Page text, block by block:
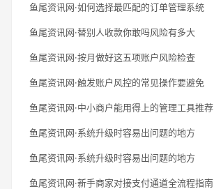
鱼尾资讯网·如何选择最匹配的订单管理系统
鱼尾资讯网·替别人收款你敢吗风险有多大
鱼尾资讯网·按月做好这五项账户风险检查
鱼尾资讯网·触发账户风控的常见操作要避免
鱼尾资讯网·中小商户能用得上的管理工具推荐
鱼尾资讯网·系统升级时容易出问题的地方
鱼尾资讯网·系统升级时容易出问题的地方
鱼尾资讯网·新手商家对接支付通道全流程指南